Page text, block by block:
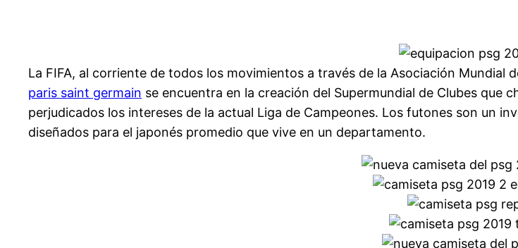
La FIFA, al corriente de todos los movimientos a través de la Asociación Mundial
paris saint germain se encuentra en la creación del Supermundial de Clubes que
perjudicados los intereses de la actual Liga de Campeones. Los futones son un
diseñados para el japonés promedio que vive en un departamento.